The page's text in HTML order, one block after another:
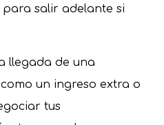
salir adelante si
llegada de una
un ingreso extra o
tus